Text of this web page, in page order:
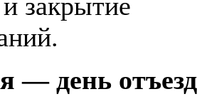
— день